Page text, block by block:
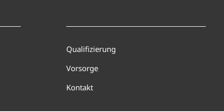
Qualifizierung
Vorsorge
Kontakt